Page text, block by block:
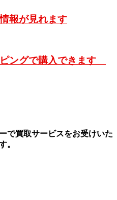
報が見れます
ングで購入できます
で買取サービスをお受けいた
。